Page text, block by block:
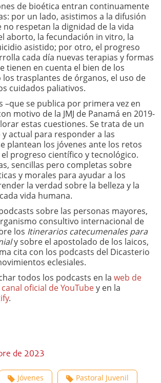
de bioética entran continuamente
por un lado, asistimos a la difusión
no respetan la dignidad de la vida
aborto, la fecundación in vitro, la
asistido; por otro, el progreso
cada día nuevas terapias y formas
tienen en cuenta el bien de los
los trasplantes de órganos, el uso de
cuidados paliativos.
–que se publica por primera vez en
motivo de la JMJ de Panamá en 2019-
estas cuestiones. Se trata de un
actual para responder a las
plantean los jóvenes ante los retos
progreso científico y tecnológico.
sencillas pero completas sobre
y morales para ayudar a los
la verdad sobre la belleza y la
vida humana.
sobre las personas mayores,
consultivo internacional de
los Itinerarios catecumenales para
y sobre el apostolado de los laicos,
cita con los podcasts del Dicasterio
eclesiales.
todos los podcasts en la web de
canal oficial de YouTubey en la
.
de 2023
Jóvenes Pastoral Juvenil